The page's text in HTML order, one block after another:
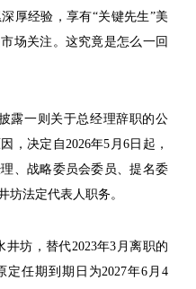
厚经验，享有“关键先生”美
场关注。这究竟是怎么一回
露一则关于总经理辞职的公
，决定自2026年5月6日起，
、战略委员会委员、提名委
坊法定代表人职务。
井坊，替代2023年3月离职的
任期到期日为2027年6月4